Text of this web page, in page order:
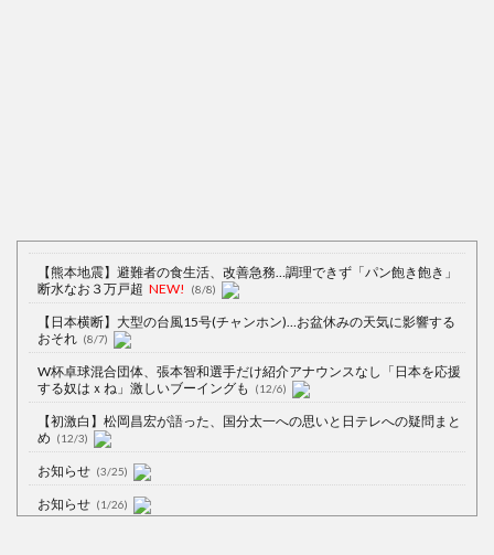
【熊本地震】避難者の食生活、改善急務…調理できず「パン飽き飽き」
断水なお３万戸超 NEW! (8/8)
【日本横断】大型の台風15号(チャンホン)…お盆休みの天気に影響する
おそれ (8/7)
W杯卓球混合団体、張本智和選手だけ紹介アナウンスなし「日本を応援
する奴はｘね」激しいブーイングも
(12/6)
【初激白】松岡昌宏が語った、国分太一への思いと日テレへの疑問まと
め (12/3)
お知らせ (3/25)
お知らせ (1/26)